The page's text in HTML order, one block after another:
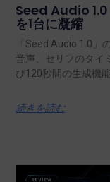
Seed Audio 1.0
を1台に凝縮
「Seed Audio 1.0」
音声、セリフのタイ
び120秒間の生成機
続きを読む